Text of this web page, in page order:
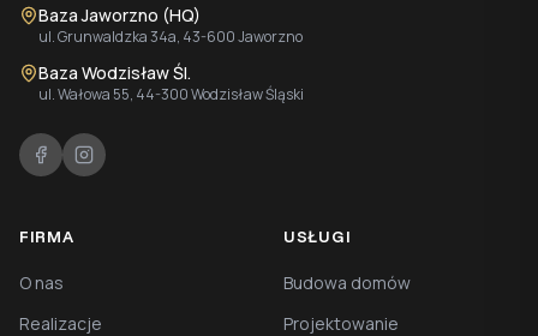
Baza Jaworzno (HQ)
ul. Grunwaldzka 34a, 43-600 Jaworzno
Baza Wodzisław Śl.
ul. Wałowa 55, 44-300 Wodzisław Śląski
FIRMA
O nas
Realizacje
USŁUGI
Budowa domów
Projektowanie